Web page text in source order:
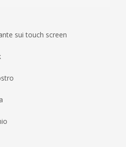
sui touch screen